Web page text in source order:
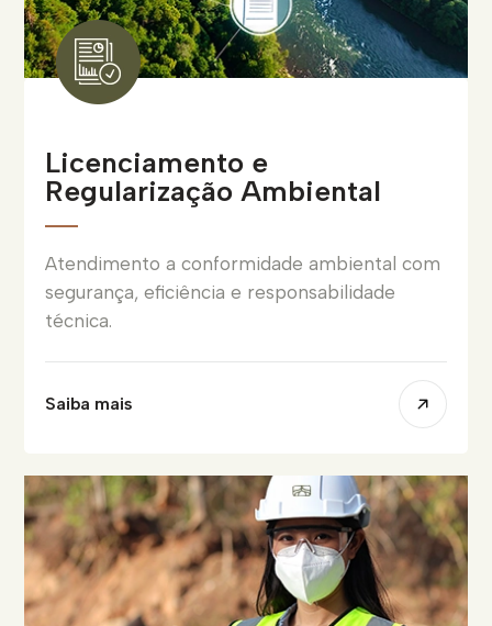
Licenciamento e
Regularização Ambiental
Atendimento a conformidade ambiental com
segurança, eficiência e responsabilidade
técnica.
Saiba mais